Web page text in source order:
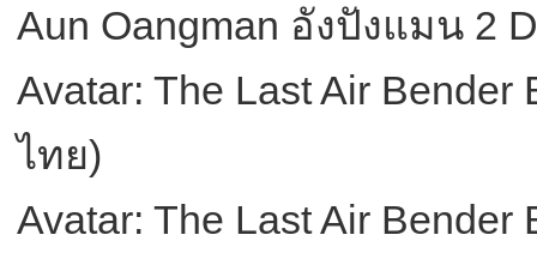
Aun Oangman อังปังแมน 2
Avatar: The Last Air Bender
ไทย)
Avatar: The Last Air